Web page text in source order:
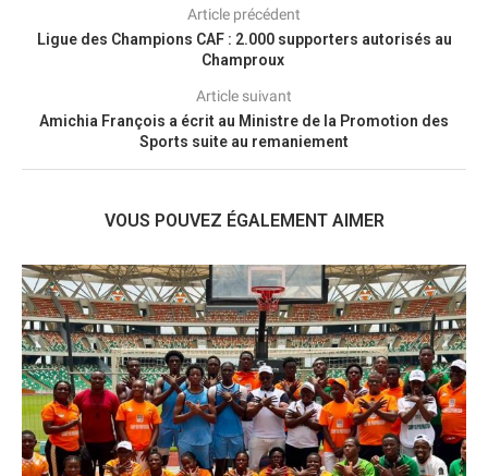
Article précédent
Ligue des Champions CAF : 2.000 supporters autorisés au
Champroux
Article suivant
Amichia François a écrit au Ministre de la Promotion des
Sports suite au remaniement
VOUS POUVEZ ÉGALEMENT AIMER